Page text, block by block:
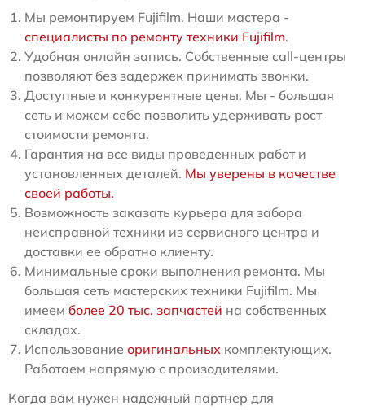
Мы ремонтируем Fujifilm. Наши мастера -
специалисты по ремонту техники Fujifilm.
Удобная онлайн запись. Собственные call-центры
позволяют без задержек принимать звонки.
Доступные и конкурентные цены. Мы - большая
сеть и можем себе позволить удерживать рост
стоимости ремонта.
Гарантия на все виды проведенных работ и
установленных деталей. Мы уверены в качестве
своей работы.
Возможность заказать курьера для забора
неисправной техники из сервисного центра и
доставки ее обратно клиенту.
Минимальные сроки выполнения ремонта. Мы
большая сеть мастерских техники Fujifilm. Мы
имеем более 20 тыс. запчастей на собственных
складах.
Использование оригинальных комплектующих.
Работаем напрямую с произодителями.
Когда вам нужен надежный партнер для